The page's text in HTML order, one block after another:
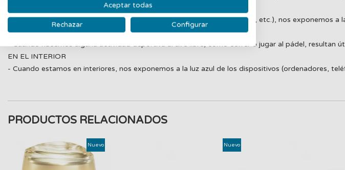
- Cuando salimos de casa para nuestra actividad diaria (trabajo, recados, etc.), nos exponemos
nublado.
- Cuando hacemos alguna actividad deportiva al aire libre, como correr o jugar al pádel, resultan
EN EL INTERIOR
- Cuando estamos en interiores, nos exponemos a la luz azul de los dispositivos (ordenadores,
PRODUCTOS RELACIONADOS
Nuevo Nuevo
Aceptar todas
Rechazar Configurar